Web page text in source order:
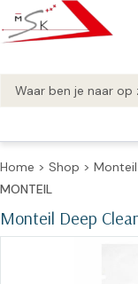
Home > Shop >
Monteil Deep
MONTEIL